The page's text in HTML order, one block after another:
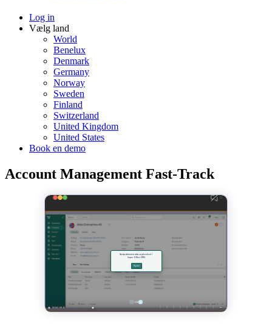
Log in
Vælg land
World
Benelux
Denmark
Germany
Norway
Sweden
Finland
Switzerland
United Kingdom
United States
Book en demo
Account Management Fast-Track